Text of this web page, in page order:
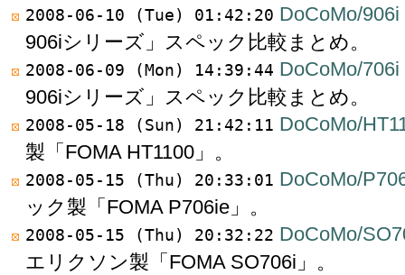
2008-06-10 (Tue) 01:42:20 DoCoMo/906i
906iシリーズ」スペック比較まとめ。
2008-06-09 (Mon) 14:39:44 DoCoMo/706i
906iシリーズ」スペック比較まとめ。
2008-05-18 (Sun) 21:42:11 DoCoMo/
製「FOMA HT1100」。
2008-05-15 (Thu) 20:33:01 DoCoMo/
ック製「FOMA P706ie」。
2008-05-15 (Thu) 20:32:22 DoCoMo/
エリクソン製「FOMA SO706i」。